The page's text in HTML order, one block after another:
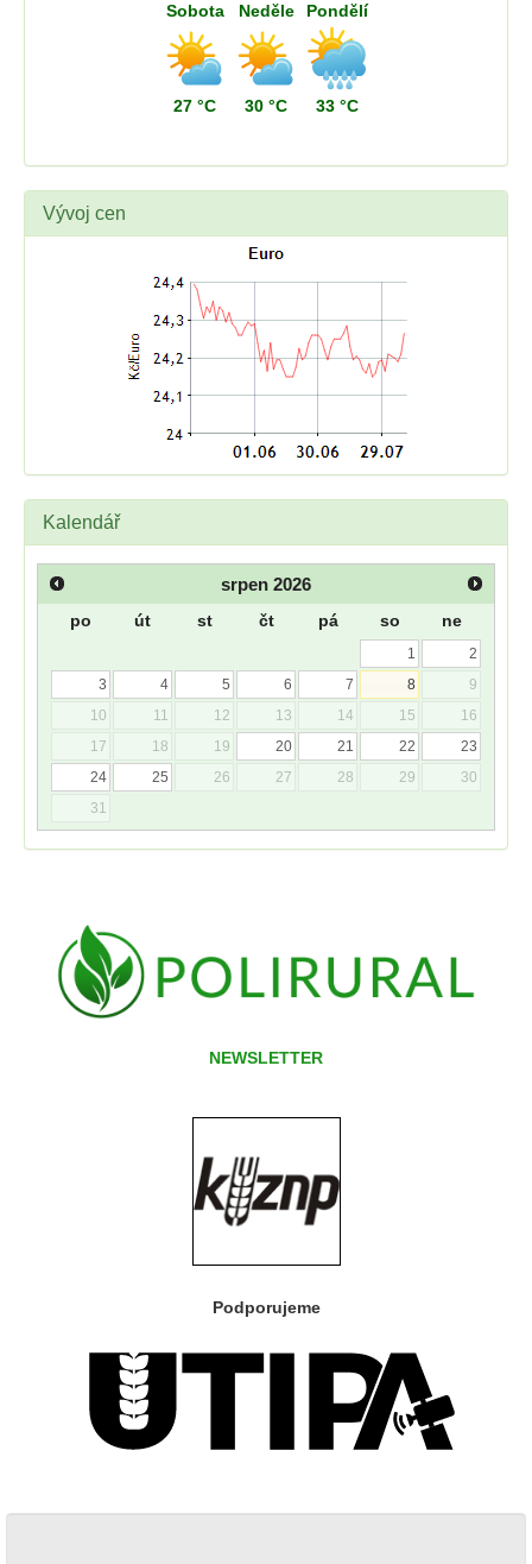
Sobota
27 °C
Neděle
30 °C
Pondělí
33 °C
Vývoj cen
Kalendář
srpen 2026
po út st čt pá so ne
1
2
3
4 5 6 7 8
9
10
11 12 13 14 15
16
17
18 19 20 21 22
23
24
25 26 27 28 29
30
31
NEWSLETTER
Podporujeme